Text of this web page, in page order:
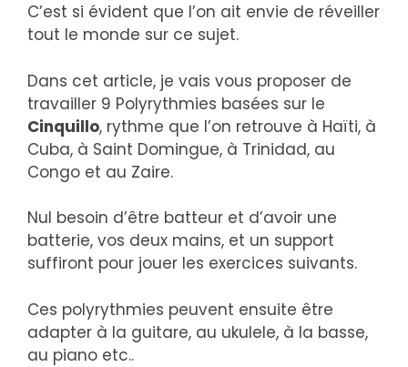
C’est si évident que l’on ait envie de réveiller
tout le monde sur ce sujet.
Dans cet article, je vais vous proposer de
travailler 9 Polyrythmies basées sur le
Cinquillo, rythme que l’on retrouve à Haïti, à
Cuba, à Saint Domingue, à Trinidad, au
Congo et au Zaire.
Nul besoin d’être batteur et d’avoir une
batterie, vos deux mains, et un support
suffiront pour jouer les exercices suivants.
Ces polyrythmies peuvent ensuite être
adapter à la guitare, au ukulele, à la basse,
au piano etc..